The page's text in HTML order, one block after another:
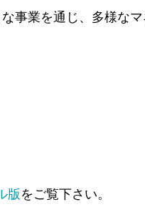
事業を通じ、多様な
版をご覧下さい。